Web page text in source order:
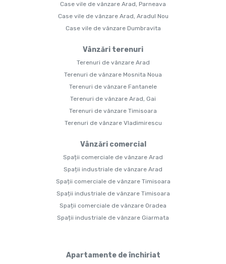
Case vile de vânzare Arad, Parneava
Case vile de vânzare Arad, Aradul Nou
Case vile de vânzare Dumbravita
Vânzări terenuri
Terenuri de vânzare Arad
Terenuri de vânzare Mosnita Noua
Terenuri de vânzare Fantanele
Terenuri de vânzare Arad, Gai
Terenuri de vânzare Timisoara
Terenuri de vânzare Vladimirescu
Vânzări comercial
Spații comerciale de vânzare Arad
Spații industriale de vânzare Arad
Spații comerciale de vânzare Timisoara
Spații industriale de vânzare Timisoara
Spații comerciale de vânzare Oradea
Spații industriale de vânzare Giarmata
Apartamente de închiriat